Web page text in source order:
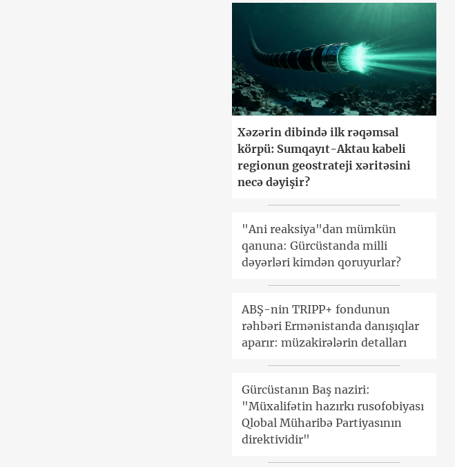
Xəzərin dibində ilk rəqəmsal
körpü: Sumqayıt-Aktau kabeli
regionun geostrateji xəritəsini
necə dəyişir?
"Ani reaksiya"dan mümkün
qanuna: Gürcüstanda milli
dəyərləri kimdən qoruyurlar?
ABŞ-nin TRIPP+ fondunun
rəhbəri Ermənistanda danışıqlar
aparır: müzakirələrin detalları
Gürcüstanın Baş naziri:
"Müxalifətin hazırkı rusofobiyası
Qlobal Müharibə Partiyasının
direktividir"